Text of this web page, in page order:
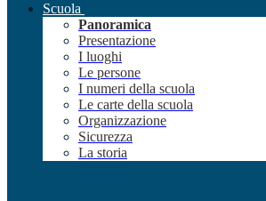
Scuola
Panoramica
Presentazione
I luoghi
Le persone
I numeri della scuola
Le carte della scuola
Organizzazione
Sicurezza
La storia